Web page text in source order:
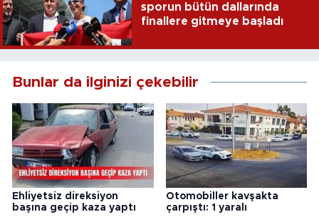
sporun bütün dallarında
finallere gitmeye başladı
Bunlar da ilginizi çekebilir
Ehliyetsiz direksiyon
başına geçip kaza yaptı
Otomobiller kavşakta
çarpıştı: 1 yaralı